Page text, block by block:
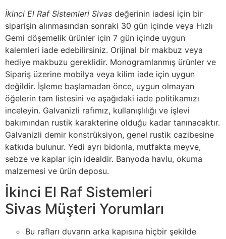
İkinci El Raf Sistemleri Sivas değerinin iadesi için bir
siparişin alınmasından sonraki 30 gün içinde veya Hızlı
Gemi döşemelik ürünler için 7 gün içinde uygun
kalemleri iade edebilirsiniz. Orijinal bir makbuz veya
hediye makbuzu gereklidir. Monogramlanmış ürünler ve
Sipariş üzerine mobilya veya kilim iade için uygun
değildir. İşleme başlamadan önce, uygun olmayan
öğelerin tam listesini ve aşağıdaki iade politikamızı
inceleyin. Galvanizli rafımız, kullanışlılığı ve işlevi
bakımından rustik karakterine olduğu kadar tanınacaktır.
Galvanizli demir konstrüksiyon, genel rustik cazibesine
katkıda bulunur. Yedi ayrı bidonla, mutfakta meyve,
sebze ve kaplar için idealdir. Banyoda havlu, okuma
malzemesi ve ürün deposu.
İkinci El Raf Sistemleri
Sivas Müşteri Yorumları
Bu rafları duvarın arka kapısına hiçbir şekilde